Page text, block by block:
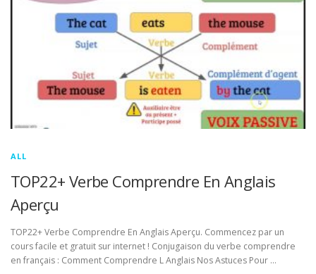
ALL
TOP22+ Verbe Comprendre En Anglais
Aperçu
TOP22+ Verbe Comprendre En Anglais Aperçu. Commencez par un
cours facile et gratuit sur internet ! Conjugaison du verbe comprendre
en français : Comment Comprendre L Anglais Nos Astuces Pour …